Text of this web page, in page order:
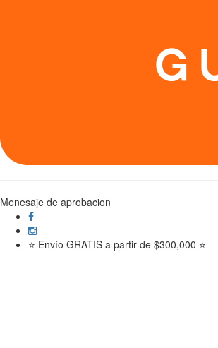
Menesaje de aprobacion
⭐ Envío GRATIS a partir de $300,000 ⭐